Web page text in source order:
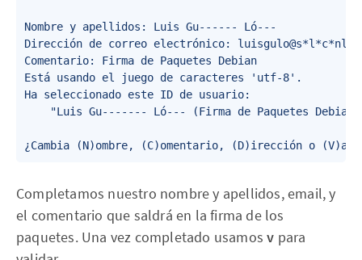
Nombre y apellidos: Luis Gu------ Ló---
Dirección de correo electrónico:
Comentario: Firma de Paquetes Debian
Está usando el juego de caracteres 'utf-8'.
Ha seleccionado este ID de usuario:
"Luis Gu------- Ló--- (Firma de Paquetes
Completamos nuestro nombre y apellidos, email, y
el comentario que saldrá en la firma de los
paquetes. Una vez completado usamosv para